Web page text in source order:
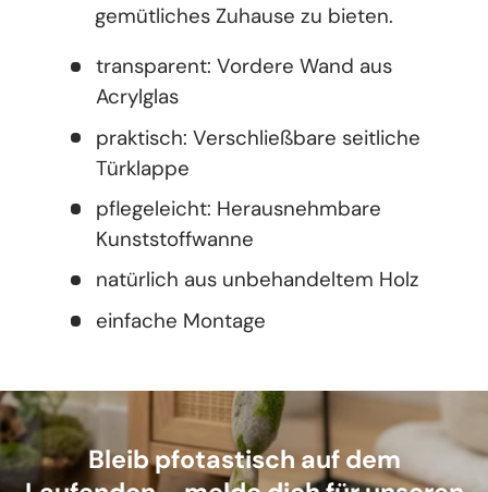
gemütliches Zuhause zu bieten.
transparent: Vordere Wand aus
Acrylglas
praktisch: Verschließbare seitliche
Türklappe
pflegeleicht: Herausnehmbare
Kunststoffwanne
natürlich aus unbehandeltem Holz
einfache Montage
Bleib pfotastisch auf dem